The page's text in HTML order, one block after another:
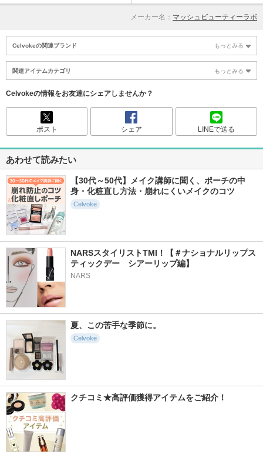
メーカー名： マッシュビューティーラボ
Celvokeの関連ブランド もっとみる
関連アイテムカテゴリ もっとみる
Celvokeの情報をお友達にシェアしませんか？
ポスト シェア LINEで送る
あわせて読みたい
【30代～50代】メイク講師に聞く、ポーチの中
身・化粧直し方法・崩れにくいメイクのコツ
Celvoke
NARSスタイリストTMI！【＃ナショナルリップス
ティックデー　シアーリップ編】
NARS
夏、この苦手な季節に。
Celvoke
クチコミ★高評価獲得アイテムをご紹介！